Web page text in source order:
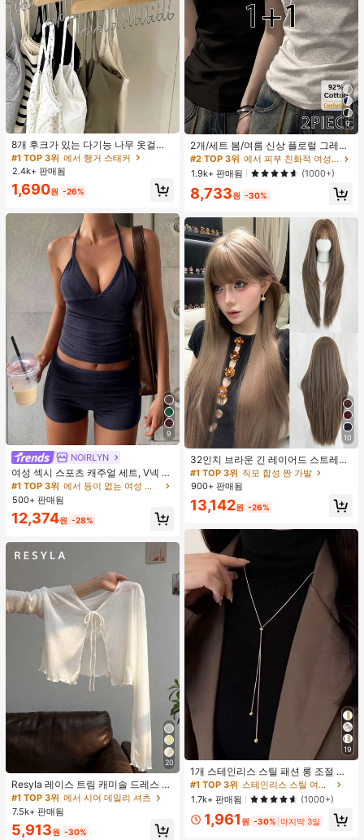
8개 후크가 있는 다기능 나무 옷걸이
360도 회전 옷장 수납 후크 랙 상의
조끼 및 의류용 공간 절약 정리대
#1 TOP 3위 에서 행거 스태커
2.4k+ 판매됨
1,690원 -26%
9
NOIRLYN
여성 섹시 스포츠 캐주얼 세트, V넥 상
의와 타이트 반바지 포함, 달리기, 피
트니스 및 기타 여름 우아한 행사에 적
합
#1 TOP 3위
거의 매진!
#1 TOP 3위
에서 등이 없는 여성 투피스 의상
거의 매진!
#1 TOP 3위
에서 등이 없는 여성 투피스 의상
거의 매진!
#1 TOP 3위
거의 매진!
500+ 판매됨
12,374원 -28%
20
Resyla 레이스 트림 캐미솔 드레스 커
버 업, 여성용 긴소매 니트 시어 커버
업 탑, 여름
#1 TOP 3위 에서 시어 데일리 셔츠
7.5k+ 판매됨
5,913원 -30%
9
2개/세트 봄/여름 신상 플로럴 그레이
+ 블랙 반팔 티셔츠, 여성 슬림핏 솔리
드 컬러 언더셔츠 캐주얼
#2 TOP 3위
에서 피부 친화적 여성 상의, 블라우스 & 티
1.9k+ 판매됨
(1000+)
8,733원 -30%
10
32인치 브라운 긴 레이어드 스트레이
트 가발 걸 - 앞머리 있는 우아한 가발
- 어두운 뿌리, 자연스러운 풍성하고
매우 부드러운 합성 내열 섬유 전체 기
계 헤어 가발 걸 일상, 음악 축제 파티,
코스프레 애니메이션 사용, 친구 선물
#1 TOP 3위
직모 합성 짠 가발
거의 매진!
#1 TOP 3위
직모 합성 짠 가발
거의 매진!
#1 TOP 3위
직모 합성 짠 가발
거의 매진!
거의 매진!
900+ 판매됨
13,142원 -26%
19
1개 스테인리스 스틸 패션 롱 조절 가
능 목걸이, 여성을 위한 미니멀리스트
하이엔드 뱀 뼈 체인 목걸이, 퇴색 방
지
#1 TOP 3위
스테인리스 스틸 여성 목걸이
거의 매진!
#1 TOP 3위
스테인리스 스틸 여성 목걸이
거의 매진!
#1 TOP 3위
스테인리스 스틸 여성 목걸이
거의 매진!
#1 TOP 3위
거의 매진!
1.7k+ 판매됨 (1000+)
1,961 원 -30% 마지막 3일